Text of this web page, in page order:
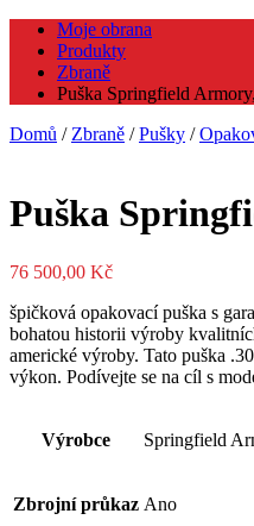
Moje obrana
Produkty
Zbraně
Puška Springfield
Domů / Zbraně /Pušky /
Puška
76 500,00 Kč
špičková opakovací puška s
bohatou historii výroby
americké výroby. Tato puška
výkon. Podívejte se na cíl s
Výrobce Springfield
Zbrojní průkaz Ano